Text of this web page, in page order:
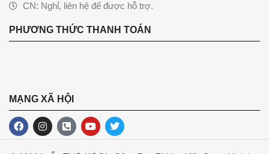
CN: Nghỉ, liên hệ để được hỗ trợ.
PHƯƠNG THỨC THANH TOÁN
MẠNG XÃ HỘI